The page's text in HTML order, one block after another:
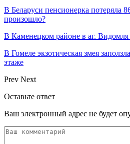
В Беларуси пенсионерка потеряла
произошло?
В Каменецком районе в аг.
В Гомеле экзотическая змея
этаже
Prev Next
Оставьте ответ
Ваш электронный адрес не будет